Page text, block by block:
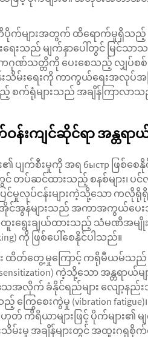
က်များအတွက် ထိရောက်မှုရှိသည့်
ရေးသည် မျက်နှာပေါ်တွင် မြင်သာ
ဏ်သတ္တိကို ပေးစေသည့် လျှပ်စ
န်းသိမ်းရေးကို ကာကွယ်ရေးအလုပ်အ
က်ရုံများသည် အချိန်ကြာလာသ
းကျင်ဆိုင်ရာ အန္တရာ
က်စီးမှုကို အရ быстр ဖြစ်စေနို
တပ်ဆင်ထားသည့် စနစ်များ၊ ပ
င်မှုလုပ်ငန်းများကဲ့သို့သော ကလိုရို
က်အိုင်အွန်များသည် အကာအကွယ်ပေ
ရွေးချယ်ထားသည့် သံမဏိအမျိုး
ကို ဖြစ်ပေါ်စေနိုင်ပါသည်။
ြီး ထိတ်တွေ့မှုကြောင့် ကရိုမီယမ်သည်
ကဲ့သို့သော အန္တရာယ်မျ
လိုက် ခံနိုင်ရည်များ လျော့နည်း
ြွေစေးကွဲမှု (vibration fatigue)၊
တ် ကိရိယာများဖြင့် ပိုက်များ၏ မ
သိမ်းမှု အချိန်များတွင် အထူးဂရုစို